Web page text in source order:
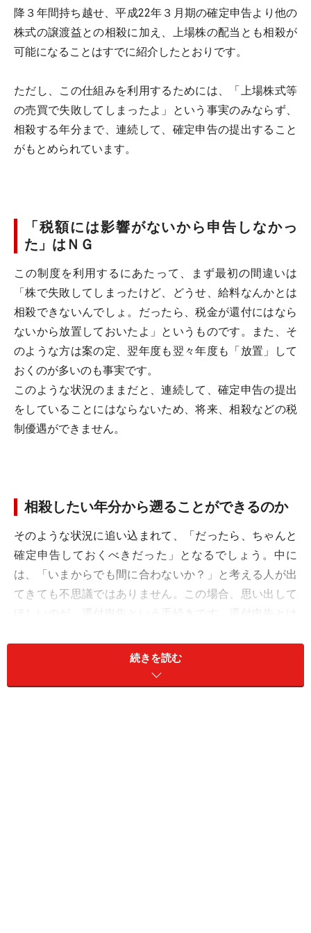
降３年間持ち越せ、平成22年３月期の確定申告より他の
株式の譲渡益との相殺に加え、上場株の配当とも相殺が
可能になることはすでに紹介したとおりです。
ただし、この仕組みを利用するためには、「上場株式等
の売買で失敗してしまったよ」という事実のみならず、
相殺する年分まで、連続して、確定申告の提出すること
がもとめられています。
「税額には影響がないから申告しなかっ
た」はＮＧ
この制度を利用するにあたって、まず最初の間違いは
「株で失敗してしまったけど、どうせ、給料なんかとは
相殺できないんでしょ。だったら、税金が還付にはなら
ないから放置しておいたよ」というものです。また、そ
のような方は案の定、翌年度も翌々年度も「放置」して
おくのが多いのも事実です。
このような状況のままだと、連続して、確定申告の提出
をしていることにはならないため、将来、相殺などの税
制優遇ができません。
相殺したい年分から遡ることができるのか
そのような状況に追い込まれて、「だったら、ちゃんと
確定申告しておくべきだった」となるでしょう。中に
は、「いまからでも間に合わないか？」と考える人が出
てきても不思議ではありません。この場合、思い出して
ほしいのが、還付申告という手続きです。還付申告とは
人が、正しく税法の諸規定をあてはめ計算した場合に税
額が還付される場合の確定申告手続きで、その時効は5
年間とされています。
続きを読む